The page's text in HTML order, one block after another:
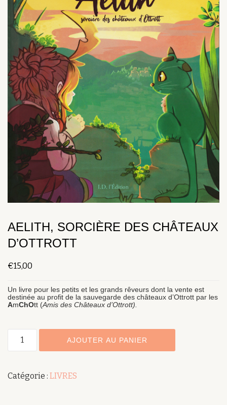
AELITH, SORCIÈRE DES CHÂTEAUX
D’OTTROTT
€15,00
Un livre pour les petits et les grands rêveurs dont la vente est
destinée au profit de la sauvegarde des châteaux d’Ottrott par les
AmChOtt (Amis des Châteaux d’Ottrott).
quantité
de
sorcière
AJOUTER AU PANIER
Catégorie : LIVRES